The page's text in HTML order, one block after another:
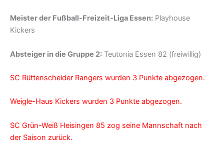
Meister der Fußball-Freizeit-Liga Essen: Playhouse
Kickers
Absteiger in die Gruppe 2: Teutonia Essen 82 (freiwillig)
SC Rüttenscheider Rangers wurden 3 Punkte abgezogen.
Weigle-Haus Kickers wurden 3 Punkte abgezogen.
SC Grün-Weiß Heisingen 85 zog seine Mannschaft nach
der Saison zurück.